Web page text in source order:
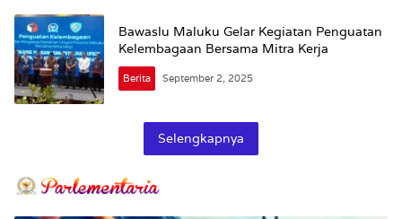
Bawaslu Maluku Gelar Kegiatan Penguatan
Kelembagaan Bersama Mitra Kerja
Berita September 2, 2025
Selengkapnya